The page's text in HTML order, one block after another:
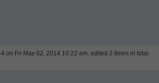
on Fri May 02, 2014 10:22 am, edited 2 times in total.